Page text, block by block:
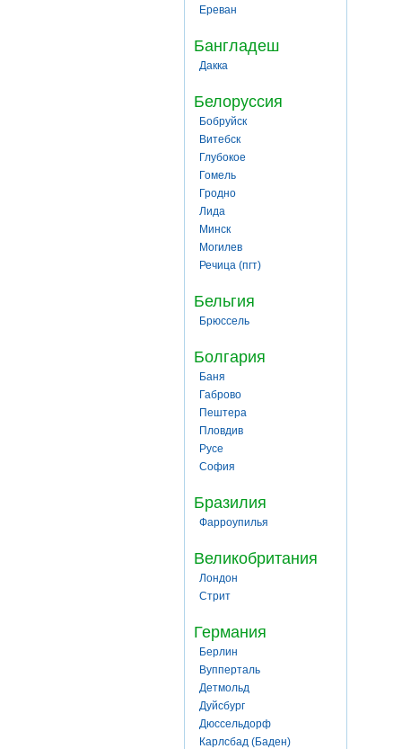
Ереван
Бангладеш
Дакка
Белоруссия
Бобруйск
Витебск
Глубокое
Гомель
Гродно
Лида
Минск
Могилев
Речица (пгт)
Бельгия
Брюссель
Болгария
Баня
Габрово
Пештера
Пловдив
Русе
София
Бразилия
Фарроупилья
Великобритания
Лондон
Стрит
Германия
Берлин
Вупперталь
Детмольд
Дуйсбург
Дюссельдорф
Карлсбад (Баден)